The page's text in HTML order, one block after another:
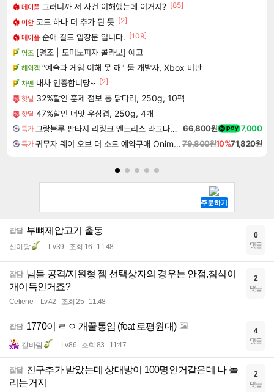
메이플 그러니까 저 사건 이해했는데 이거지? [85]
이환 코드 하나 더 추가 된 듯 [2]
메이플 순애 길드 입장문 입니다. [109]
명조 [명조 | 도미노피자 콜라보] 예고
해외겜 “예술과 게임 이해 못 해" 둠 개발자, Xbox 비판
차벤 내차 인증합니당~ [2]
핫딜 32%할인 훈제 점보 통 닭다리, 250g, 10팩
핫딜 47%할인 더맛 우삼겹, 250g, 4개
특가 그랑블루 판타지 리링크 엔드리스 라그나로크 Granblue Fantasy Relink Endless Ragnarok 66,800원 7,000
특가 귀무자 웨이 오브 더 소드 예약구매 Onimusha Way of the Sword79,800원10%71,820원
잡담 부뼈제압고기 출동
신이당 Lv.39 조회 16 11:48
0
댓글
잡담 님들 공격/지원형 젬 선택상자의 경우는 안점,침식이
개이득인거죠?
Celrene Lv.42 조회 25 11:48
2
댓글
잡담 1770이 ㄹㅇ 개꿀통임 (feat 로평원대)
칼바람 Lv.86 조회 83 11:47
4
댓글
잡담 친구추가 받았는데 상대방이 100명인거같은데 나 놀
리는거지
2
댓글